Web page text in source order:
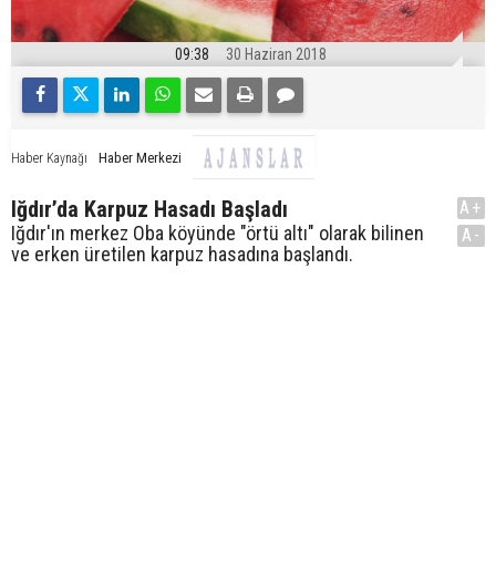
09:38 30 Haziran 2018
Haber Kaynağı Haber Merkezi
Iğdır’da Karpuz Hasadı Başladı
Iğdır'ın merkez Oba köyünde "örtü altı" olarak bilinen
ve erken üretilen karpuz hasadına başlandı.
A+
A-